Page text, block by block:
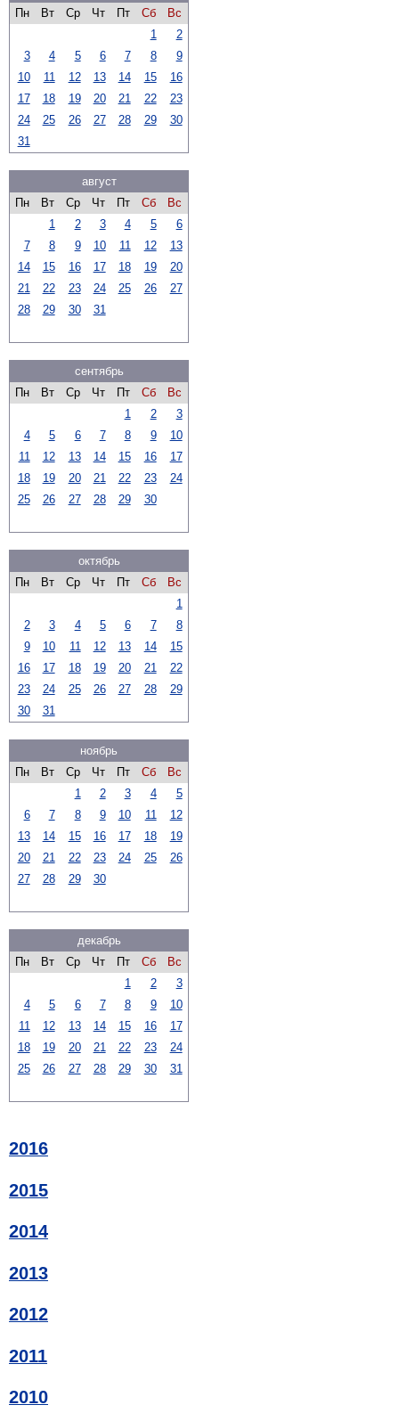
Пн
Вт Ср Чт Пт Сб
Вс
1
2
3
4 5 6 7 8
9
10
11 12 13 14 15
16
17
18 19 20 21 22
23
24
25 26 27 28 29
30
31
август
Пн
Вт Ср Чт Пт Сб
Вс
1
2 3 4 5
6
7
8 9 10 11 12
13
14
15 16 17 18 19
20
21
22 23 24 25 26
27
28
29 30 31
сентябрь
Пн
Вт Ср Чт Пт Сб
Вс
1
2
3
4
5 6 7 8 9
10
11
12 13 14 15 16
17
18
19 20 21 22 23
24
25
26 27 28 29 30
октябрь
Пн
Вт Ср Чт Пт Сб
Вс
1
2
3 4 5 6 7
8
9
10 11 12 13 14
15
16
17 18 19 20 21
22
23
24 25 26 27 28
29
30
31
ноябрь
Пн
Вт Ср Чт Пт Сб
Вс
1
2 3 4
5
6
7 8 9 10 11
12
13
14 15 16 17 18
19
20
21 22 23 24 25
26
27
28 29 30
декабрь
Пн
Вт Ср Чт Пт Сб
Вс
1
2
3
4
5 6 7 8 9
10
11
12 13 14 15 16
17
18
19 20 21 22 23
24
25
26 27 28 29 30 31
2016
2015
2014
2013
2012
2011
2010